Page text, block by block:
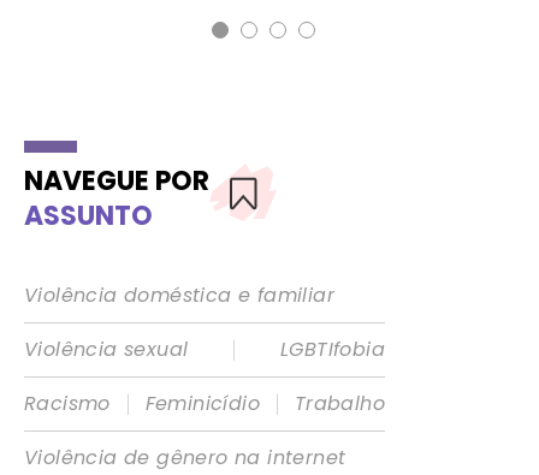
NAVEGUE POR
ASSUNTO
Violência doméstica e familiar
Violência sexual
|
LGBTIfobia
Racismo
| Feminicídio |
Trabalho
Violência de gênero na internet